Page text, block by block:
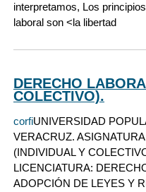
interpretamos, Los
laboral son <la libertad
DERECHO
COLECTIVO).
corfiUNIVERSIDAD
VERACRUZ.
(INDIVIDUAL Y
LICENCIATURA:
ADOPCIÓN DE LEYES Y